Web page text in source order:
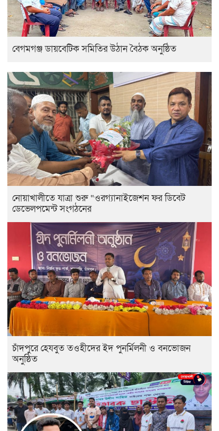
বেগমগঞ্জ ডায়বেটিক সমিতির উঠান বৈঠক অনুষ্ঠিত
নোয়াখালীতে যাত্রা শুরু “ওরগ্যানাইজেশন ফর ডিবেট
ডেভেলপমেন্ট সংগঠনের
চাঁদপুরে হেযবুত তওহীদের ইদ পুনর্মিলনী ও বনভোজন
অনুষ্ঠিত